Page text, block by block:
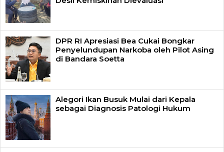
DPR RI Apresiasi Bea Cukai Bongkar
Penyelundupan Narkoba oleh Pilot Asing
di Bandara Soetta
Alegori Ikan Busuk Mulai dari Kepala
sebagai Diagnosis Patologi Hukum